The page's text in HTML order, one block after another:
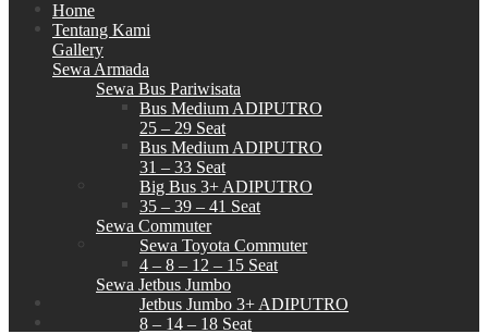
Home
Tentang Kami
Gallery
Sewa Armada
Sewa Bus Pariwisata
Bus Medium ADIPUTRO
25 – 29 Seat
Bus Medium ADIPUTRO
31 – 33 Seat
Big Bus 3+ ADIPUTRO
35 – 39 – 41 Seat
Sewa Commuter
Sewa Toyota Commuter
4 – 8 – 12 – 15 Seat
Sewa Jetbus Jumbo
Jetbus Jumbo 3+ ADIPUTRO
8 – 14 – 18 Seat